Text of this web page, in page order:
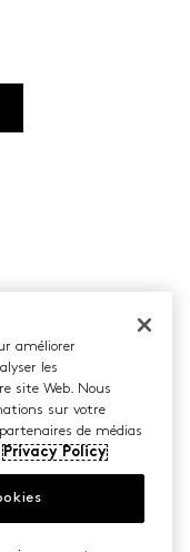
améliorer
les
site Web. Nous
sur votre
de médias
Privacy Policy